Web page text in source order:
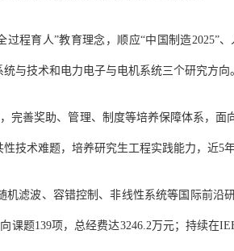
过程育人”教育理念，顺应“中国制造
与技术和电力电子与电机系统三个研究方向
完善奖助、管理、制度等培养保障体系，面
技术难题，培养研究生工程实践能力，近5
机滤波、容错控制、非线性系统等国际前沿
课题139项，总经费达3246.2万元；持续在